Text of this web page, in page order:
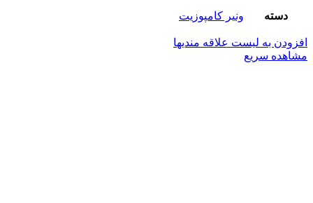
دسته ونیر کامپوزیت
افزودن به لیست علاقه مندیها
مشاهده سریع